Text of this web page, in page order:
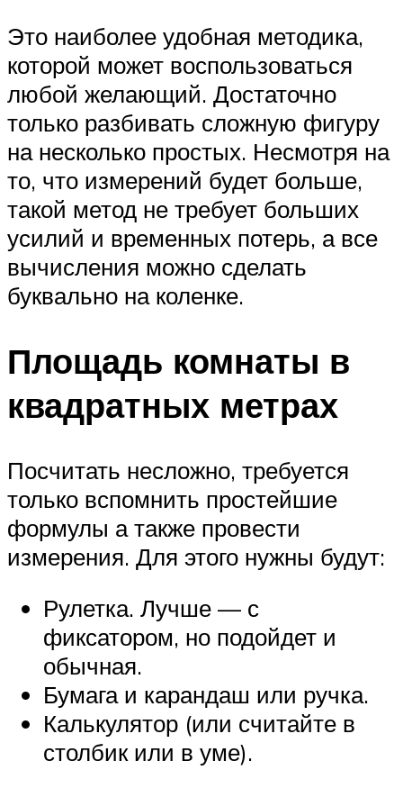
Это наиболее удобная методика,
которой может воспользоваться
любой желающий. Достаточно
только разбивать сложную фигуру
на несколько простых. Несмотря на
то, что измерений будет больше,
такой метод не требует больших
усилий и временных потерь, а все
вычисления можно сделать
буквально на коленке.
Площадь комнаты в
квадратных метрах
Посчитать несложно, требуется
только вспомнить простейшие
формулы а также провести
измерения. Для этого нужны будут:
Рулетка. Лучше — с
фиксатором, но подойдет и
обычная.
Бумага и карандаш или ручка.
Калькулятор (или считайте в
столбик или в уме).